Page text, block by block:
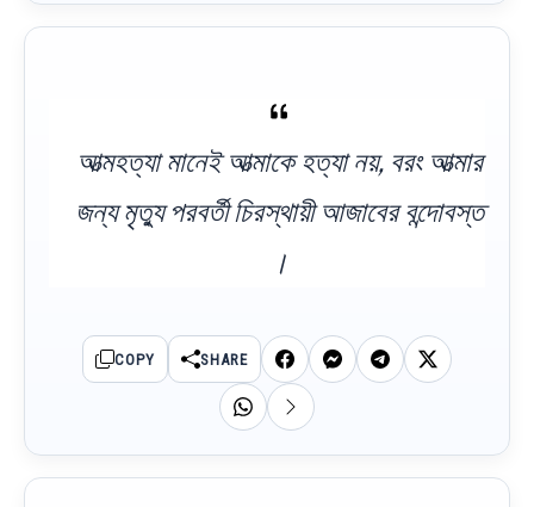
আত্মহত্যা মানেই আত্মাকে হত্যা নয়, বরং আত্মার
জন্য মৃত্যু পরবর্তী চিরস্থায়ী আজাবের বন্দোবস্ত
।
COPY SHARE